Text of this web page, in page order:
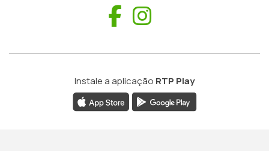
Facebook
Instale a aplicação RTP Play